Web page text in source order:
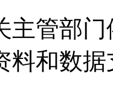
主管部
料和数